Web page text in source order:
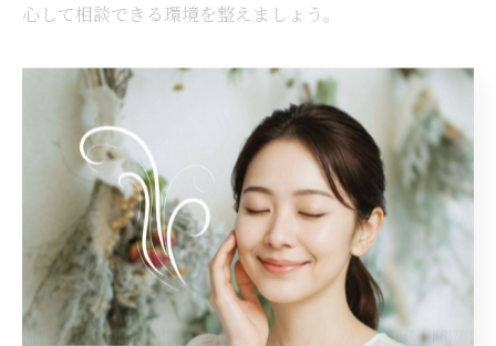
心して相談できる環境を整えましょう。
自分らしく過ごすための更年期
ケア実践術
更年期と向き合う西尾市での生活改善法
更年期は、女性ホルモンの減少によって心身にさまざま